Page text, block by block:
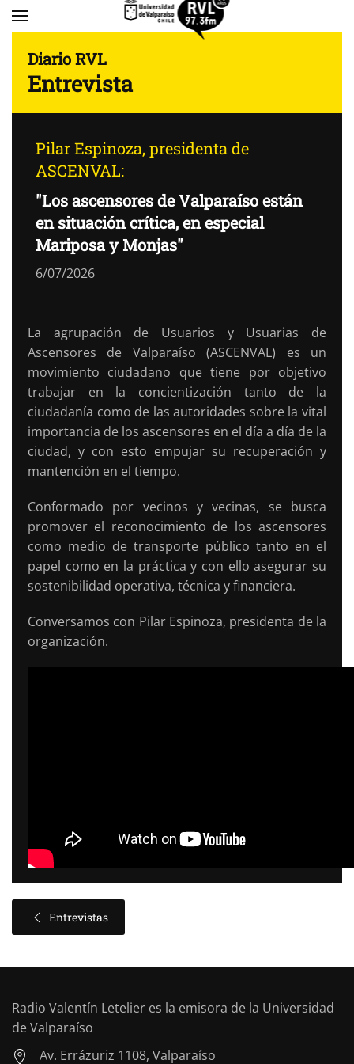
Diario RVL
Entrevista
Pilar Espinoza, presidenta de
ASCENVAL:
"Los ascensores de Valparaíso están
en situación crítica, en especial
Mariposa y Monjas"
6/07/2026
La agrupación de Usuarios y Usuarias de
Ascensores de Valparaíso (ASCENVAL) es un
movimiento ciudadano que tiene por objetivo
trabajar en la concientización tanto de la
ciudadanía como de las autoridades sobre la vital
importancia de los ascensores en el día a día de la
ciudad, y con esto empujar su recuperación y
mantención en el tiempo.
Conformado por vecinos y vecinas, se busca
promover el reconocimiento de los ascensores
como medio de transporte público tanto en el
papel como en la práctica y con ello asegurar su
sostenibilidad operativa, técnica y financiera.
Conversamos con Pilar Espinoza, presidenta de la
organización.
Entrevistas
Radio Valentín Letelier es la emisora de la Universidad
de Valparaíso
Av. Errázuriz 1108, Valparaíso